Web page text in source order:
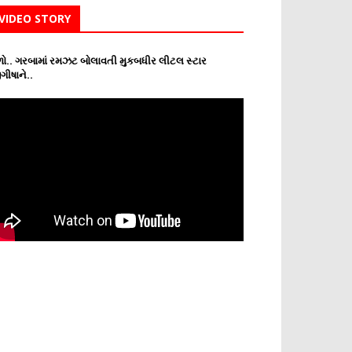
STORY
ગરબામાં રમઝટ બોલાવતી મુકબધીર લીટલ સ્ટાર